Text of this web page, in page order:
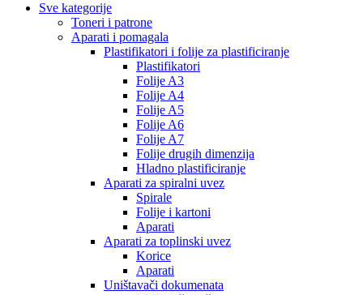
Sve kategorije
Toneri i patrone
Aparati i pomagala
Plastifikatori i folije za plastificiranje
Plastifikatori
Folije A3
Folije A4
Folije A5
Folije A6
Folije A7
Folije drugih dimenzija
Hladno plastificiranje
Aparati za spiralni uvez
Spirale
Folije i kartoni
Aparati
Aparati za toplinski uvez
Korice
Aparati
Uništavači dokumenata